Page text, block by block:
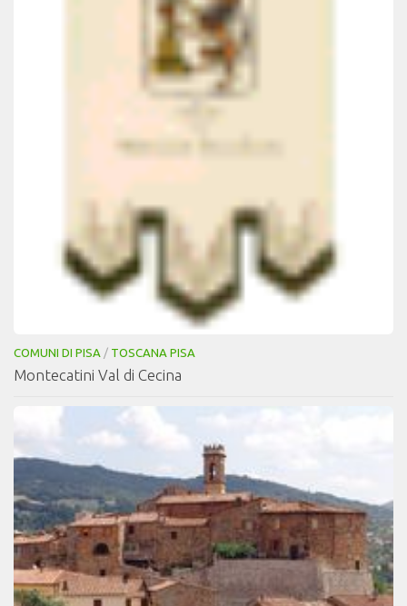
COMUNI DI PISA / TOSCANA PISA
Montecatini Val di Cecina